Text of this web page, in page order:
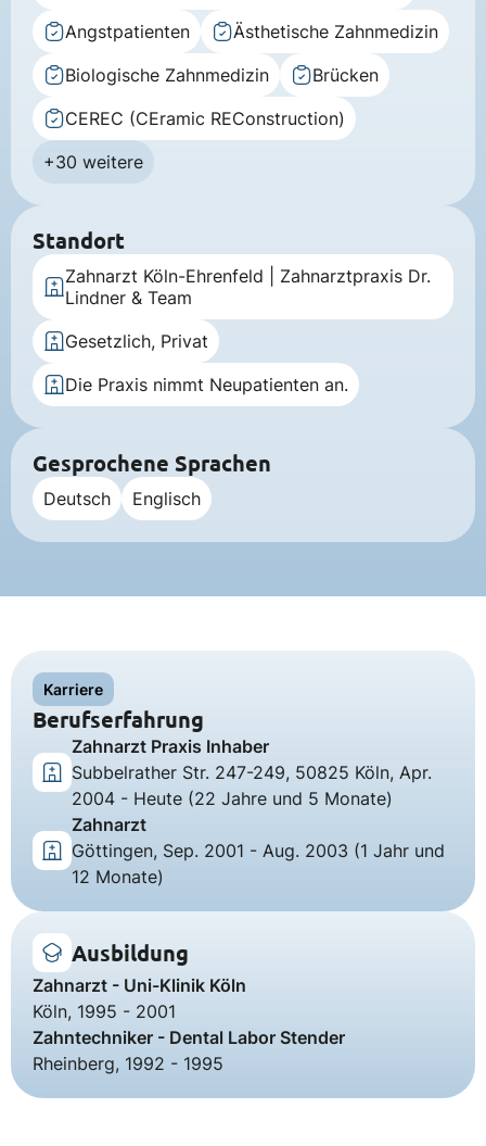
Angstpatienten
Ästhetische Zahnmedizin
Biologische Zahnmedizin
Brücken
CEREC (CEramic REConstruction)
+30 weitere
Standort
Zahnarzt Köln-Ehrenfeld | Zahnarztpraxis Dr.
Lindner & Team
Gesetzlich, Privat
Die Praxis nimmt Neupatienten an.
Gesprochene Sprachen
Deutsch Englisch
Karriere
Berufserfahrung
Zahnarzt Praxis Inhaber
Subbelrather Str. 247-249, 50825 Köln, Apr.
2004 - Heute (22 Jahre und 5 Monate)
Zahnarzt
Göttingen, Sep. 2001 - Aug. 2003 (1 Jahr und
12 Monate)
Ausbildung
Zahnarzt - Uni-Klinik Köln
Köln, 1995 - 2001
Zahntechniker - Dental Labor Stender
Rheinberg, 1992 - 1995